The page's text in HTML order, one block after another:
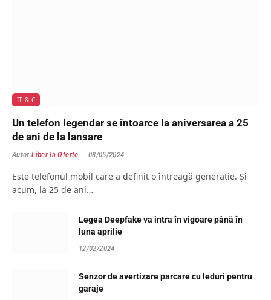
IT & C
Un telefon legendar se întoarce la aniversarea a 25
de ani de la lansare
Autor Liber la Oferte 08/05/2024
Este telefonul mobil care a definit o întreagă generație. Și
acum, la 25 de ani…
Legea Deepfake va intra în vigoare până în
luna aprilie
12/02/2024
Senzor de avertizare parcare cu leduri pentru
garaje